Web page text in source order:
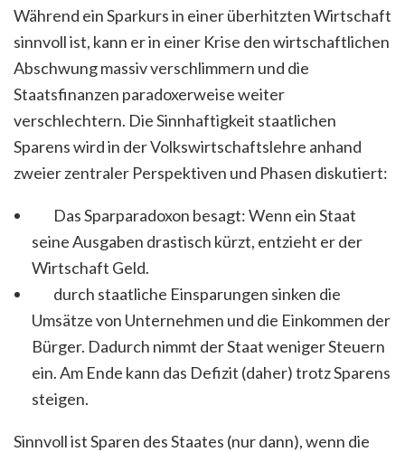
Während ein Sparkurs in einer überhitzten Wirtschaft
sinnvoll ist, kann er in einer Krise den wirtschaftlichen
Abschwung massiv verschlimmern und die
Staatsfinanzen paradoxerweise weiter
verschlechtern. Die Sinnhaftigkeit staatlichen
Sparens wird in der Volkswirtschaftslehre anhand
zweier zentraler Perspektiven und Phasen diskutiert:
Das Sparparadoxon besagt: Wenn ein Staat
seine Ausgaben drastisch kürzt, entzieht er der
Wirtschaft Geld.
durch staatliche Einsparungen sinken die
Umsätze von Unternehmen und die Einkommen der
Bürger. Dadurch nimmt der Staat weniger Steuern
ein. Am Ende kann das Defizit (daher) trotz Sparens
steigen.
Sinnvoll ist Sparen des Staates (nur dann), wenn die